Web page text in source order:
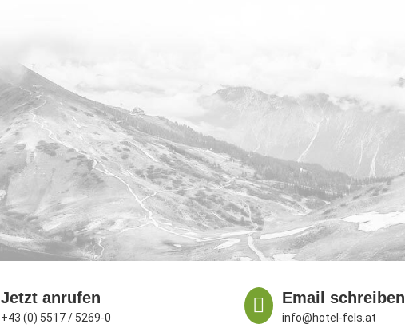
Jetzt anrufen
+43 (0) 5517 / 5269-0
 Email schreiben
info@hotel-fels.at